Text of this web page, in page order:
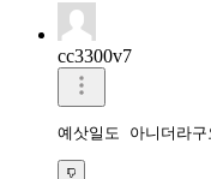
cc3300v7
예삿일도 아니더라